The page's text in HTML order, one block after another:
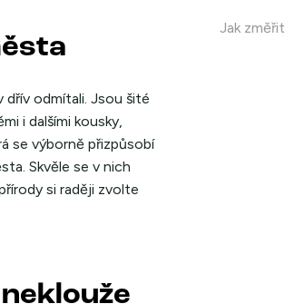
dřív odmítali. Jsou šité
i dalšími kousky,
se výborně přizpůsobí
Skvěle se v nich
si raději zvolte
Jak změřit